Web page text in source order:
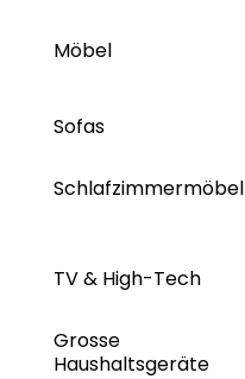
Möbel
Sofas
Schlafzimmermöbel
TV & High-Tech
Grosse
Haushaltsgeräte